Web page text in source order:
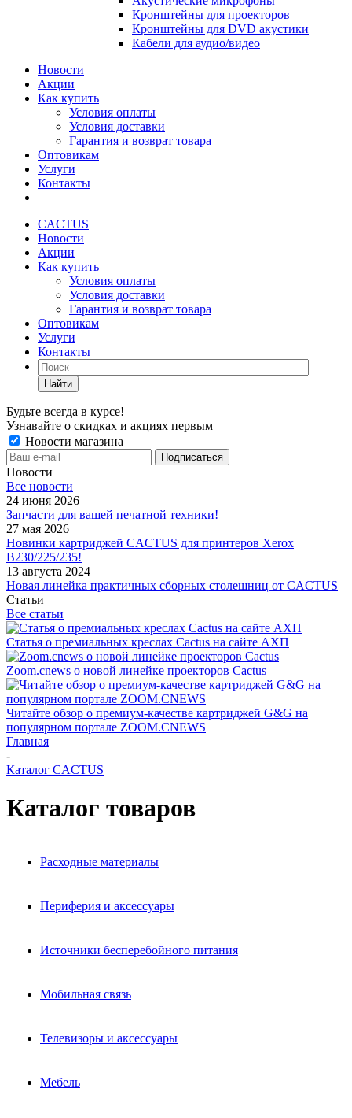
Кронштейны для проекторов
Кронштейны для DVD акустики
Кабели для аудио/видео
Новости
Акции
Как купить
Условия оплаты
Условия доставки
Гарантия и возврат товара
Оптовикам
Услуги
Контакты
CACTUS
Новости
Акции
Как купить
Условия оплаты
Условия доставки
Гарантия и возврат товара
Оптовикам
Услуги
Контакты
Найти
Будьте всегда в курсе!
Узнавайте о скидках и акциях первым
Новости магазина
Новости
Все новости
24 июня 2026
Запчасти для вашей печатной техники!
27 мая 2026
Новинки картриджей CACTUS для принтеров Xerox
B230/225/235!
13 августа 2024
Новая линейка практичных сборных столешниц от CACTUS
Статьи
Все статьи
Статья о премиальных креслах Cactus на сайте АХП
Zoom.cnews о новой линейке проекторов Cactus
Читайте обзор о премиум-качестве картриджей G&G на
популярном портале ZOOM.CNEWS
Главная
-
Каталог CACTUS
Каталог товаров
Расходные материалы
Периферия и аксессуары
Источники бесперебойного питания
Мобильная связь
Телевизоры и аксессуары
Мебель